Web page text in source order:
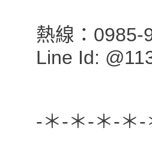
熱線：0985-
Line Id:
-＊-＊-＊-＊